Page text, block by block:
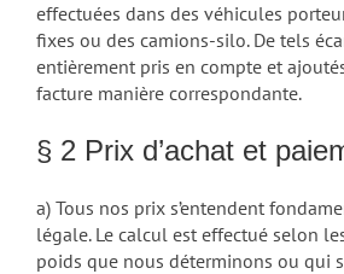
effectuées dans des véhicules
fixes ou des camions-silo. De tels
entièrement pris en compte et
facture manière correspondante.
§ 2 Prix d’achat et
a) Tous nos prix s’entendent
légale. Le calcul est effectué selon
poids que nous déterminons ou qui